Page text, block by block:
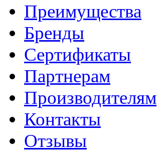
Преимущества
Бренды
Сертификаты
Партнерам
Производителям
Контакты
Отзывы